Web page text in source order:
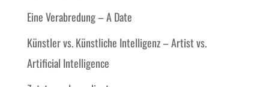
Eine Verabredung – A Date
Künstler vs. Künstliche Intelligenz – Artist vs.
Artificial Intelligence